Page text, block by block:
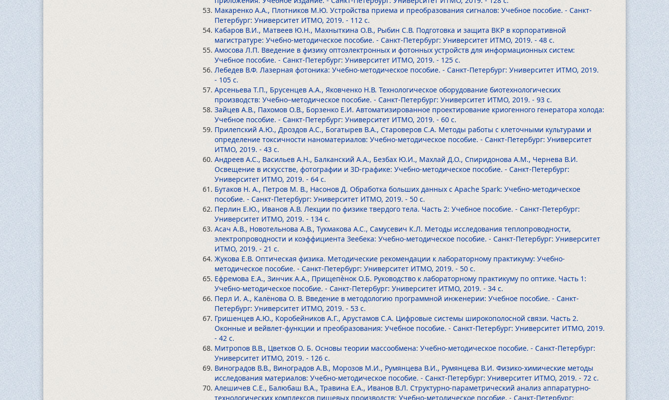
Макаренко А.А., Плотников М.Ю. Устройства приема и преобразования сигналов: Учебное пособие. - Санкт-
Петербург: Университет ИТМО, 2019. - 112 с.
Кабаров В.И., Матвеев Ю.Н., Махныткина О.В., Рыбин С.В. Подготовка и защита ВКР в корпоративной
магистратуре: Учебно-методическое пособие. - Санкт-Петербург: Университет ИТМО, 2019. - 48 с.
Амосова Л.П. Введение в физику оптоэлектронных и фотонных устройств для информационных систем:
Учебное пособие. - Санкт-Петербург: Университет ИТМО, 2019. - 125 с.
Лебедев В.Ф. Лазерная фотоника: Учебно-методическое пособие. - Санкт-Петербург: Университет ИТМО, 2019.
- 105 с.
Арсеньева Т.П., Брусенцев А.А., Яковченко Н.В. Технологическое оборудование биотехнологических
производств: Учебно–методическое пособие. - Санкт-Петербург: Университет ИТМО, 2019. - 93 с.
Зайцев А.В., Пахомов О.В., Борзенко Е.И. Автоматизированное проектирование криогенного генератора холода:
Учебное пособие. - Санкт-Петербург: Университет ИТМО, 2019. - 60 с.
Прилепский А.Ю., Дроздов А.С., Богатырев В.А., Староверов С.А. Методы работы с клеточными культурами и
определение токсичности наноматериалов: Учебно-методическое пособие. - Санкт-Петербург: Университет
ИТМО, 2019. - 43 с.
Андреев А.С., Васильев А.Н., Балканский А.А., Безбах Ю.И., Махлай Д.О., Спиридонова А.М., Чернева В.И.
Освещение в искусстве, фотографии и 3D-графике: Учебно-методическое пособие. - Санкт-Петербург:
Университет ИТМО, 2019. - 64 с.
Бутаков Н. А., Петров М. В., Насонов Д. Обработка больших данных с Apache Spark: Учебно-методическое
пособие. - Санкт-Петербург: Университет ИТМО, 2019. - 50 с.
Перлин Е.Ю., Иванов А.В. Лекции по физике твердого тела. Часть 2: Учебное пособие. - Санкт-Петербург:
Университет ИТМО, 2019. - 134 с.
Асач А.В., Новотельнова А.В., Тукмакова А.С., Самусевич К.Л. Методы исследования теплопроводности,
электропроводности и коэффициента Зеебека: Учебно-методическое пособие. - Санкт-Петербург: Университет
ИТМО, 2019. - 21 с.
Жукова Е.В. Оптическая физика. Методические рекомендации к лабораторному практикуму: Учебно-
методическое пособие. - Санкт-Петербург: Университет ИТМО, 2019. - 50 с.
Ефремова Е.А., Зинчик А.А., Прищепѐнок О.Б. Руководство к лабораторному практикуму по оптике. Часть 1:
Учебно-методическое пособие. - Санкт-Петербург: Университет ИТМО, 2019. - 34 с.
Перл И. А., Калёнова О. В. Введение в методологию программной инженерии: Учебное пособие. - Санкт-
Петербург: Университет ИТМО, 2019. - 53 с.
Гришенцев А.Ю., Коробейников А.Г., Арустамов С.А. Цифровые системы широкополосной связи. Часть 2.
Оконные и вейвлет-функции и преобразования: Учебное пособие. - Санкт-Петербург: Университет ИТМО, 2019.
- 42 с.
Митропов В.В., Цветков О. Б. Основы теории массообмена: Учебно-методическое пособие. - Санкт-Петербург:
Университет ИТМО, 2019. - 126 с.
Виноградов В.В., Виноградов А.В., Морозов М.И., Румянцева В.И., Румянцева В.И. Физико-химические методы
исследования материалов: Учебно-методическое пособие. - Санкт-Петербург: Университет ИТМО, 2019. - 72 с.
Алешичев С.Е., Балюбаш В.А., Травина Е.А., Иванов В.Л. Структурно-параметрический анализ аппаратурно-
технологических комплексов пищевых производств: Учебно-методическое пособие. - Санкт-Петербург: